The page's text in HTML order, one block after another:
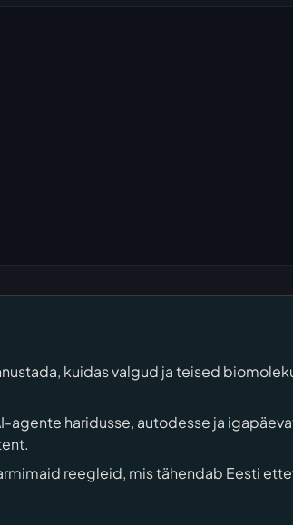
kuidas valgud ja teised
agente haridusse, autodesse ja
reegleid, mis tähendab Eesti